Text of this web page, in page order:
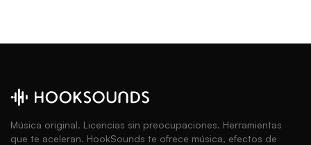
Música original. Licencias sin preocupaciones. Herramientas
que te aceleran. HookSounds te ofrece música, efectos de